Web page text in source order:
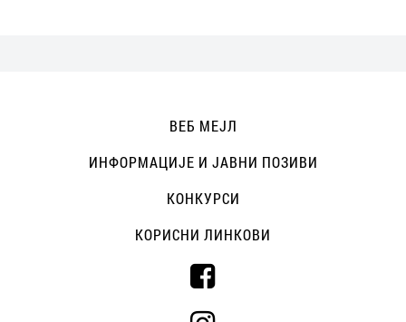
ВЕБ МЕЈЛ
ИНФОРМАЦИЈЕ И ЈАВНИ ПОЗИВИ
КОНКУРСИ
КОРИСНИ ЛИНКОВИ